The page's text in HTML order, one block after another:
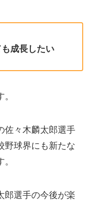
成長したい
佐々木麟太郎選手
野球界にも新たな
郎選手の今後が楽